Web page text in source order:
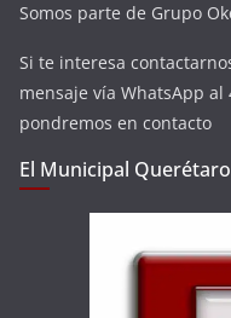
Somos parte de Grupo
Si te interesa
mensaje vía WhatsApp al
pondremos en contacto
El Municipal Querétaro